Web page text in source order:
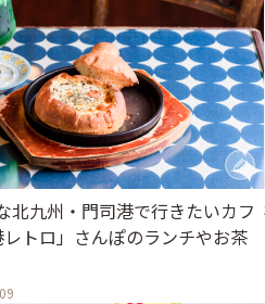
北九州・門司港で行きたいカフ
トロ」さんぽのランチやお茶